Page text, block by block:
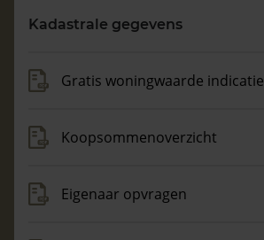
Maandag t/m vrijdag - 08:00 -18:00
Kadastrale gegevens
Gratis woningwaarde indicatie
Koopsommenoverzicht
Eigenaar opvragen